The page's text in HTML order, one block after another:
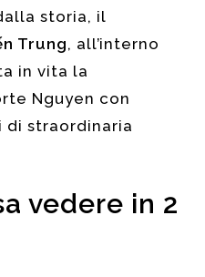
storia, il
Trung, all’interno
in vita la
Nguyen con
straordinaria
vedere in 2